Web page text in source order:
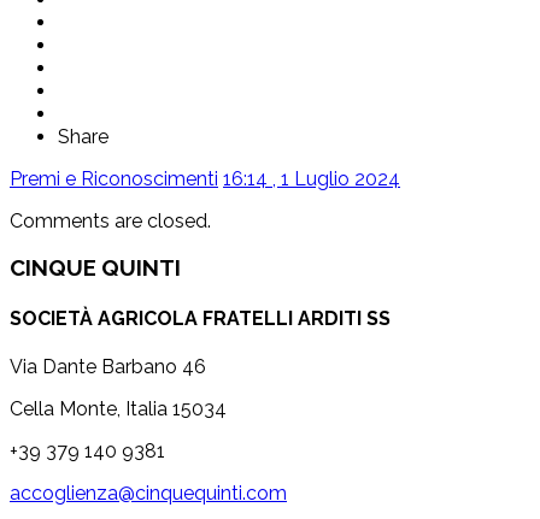
Share
Premi e Riconoscimenti 16:14 , 1 Luglio 2024
Comments are closed.
CINQUE QUINTI
SOCIETÀ AGRICOLA FRATELLI ARDITI SS
Via Dante Barbano 46
Cella Monte, Italia 15034
+39 379 140 9381
accoglienza@cinquequinti.com